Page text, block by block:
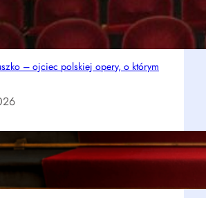
– ojciec polskiej opery, o którym